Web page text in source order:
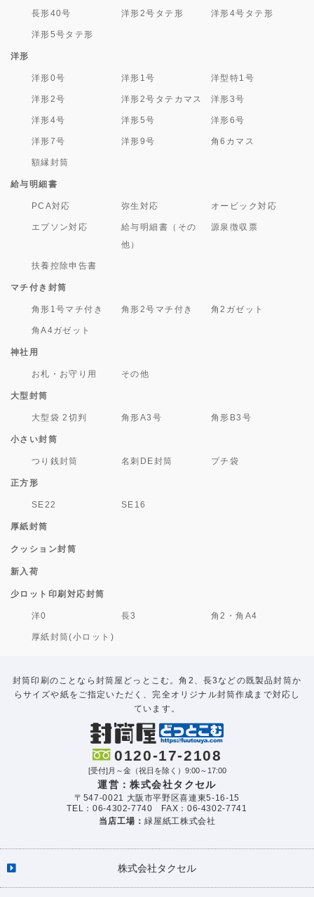
長形40号 洋形2号タテ形 洋形4号タテ形
洋形5号タテ形
洋形
洋形0号 洋形1号 洋型特1号
洋形2号 洋形2号タテカマス 洋形3号
洋形4号 洋形5号 洋形6号
洋形7号 洋形9号 角6カマス
額縁封筒
給与明細書
PCA対応 弥生対応 オービック対応
エプソン対応
給与明細書（その
他）
源泉徴収票
扶養控除申告書
マチ付き封筒
角形1号マチ付き 角形2号マチ付き 角2ガゼット
角A4ガゼット
神社用
お札・お守り用 その他
大型封筒
大型袋 2切判 角形A3号 角形B3号
小さい封筒
つり銭封筒 名刺DE封筒 プチ袋
正方形
SE22 SE16
厚紙封筒
クッション封筒
新入荷
少ロット印刷対応封筒
洋0 長3 角2・角A4
厚紙封筒(小ロット)
封筒印刷のことなら封筒屋どっとこむ。角2、長3などの既製品封筒か
らサイズや紙をご指定いただく、完全オリジナル封筒作成まで対応し
ています。
0120-17-2108
[受付]月～金（祝日を除く）9:00～17:00
運営：株式会社タクセル
〒547-0021 大阪市平野区喜連東5-16-15
TEL：06-4302-7740 FAX：06-4302-7741
当店工場：緑屋紙工株式会社
株式会社タクセル